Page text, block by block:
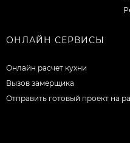
ОНЛАЙН СЕРВИСЫ
Онлайн расчет кухни
Вызов замерщика
Отправить готовый проект на